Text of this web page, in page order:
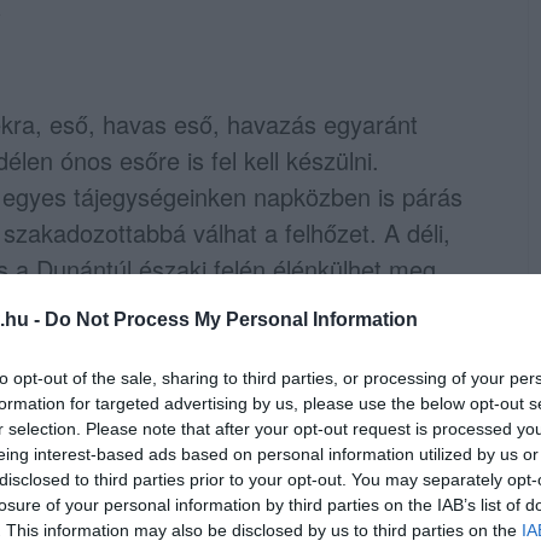
- Do Not Process My Personal Information
opt-out of the sale, sharing to third parties, or processing of your
for targeted advertising by us, please use the below opt-out
selection. Please note that after your opt-out request is processed
interest-based ads based on personal information utilized by us
to third parties prior to your opt-out. You may separately
of your personal information by third parties on the IAB’s list of
This information may also be disclosed by us to third parties on the
eső, havas eső, havazás egyaránt
ónos esőre is fel kell készülni.
tájegységeinken napközben is párás
válhat a felhőzet. A déli,
a Dunántúl északi felén élénkülhet meg.
között alakul a hőmérséklet, az Északi-
maximumokat.
felhős-napos időben lesz részünk.
helyenként szállingózhat a hó,
futó zápor, hózápor. Hajnalra, reggelre
erős lesz a nyugati, északnyugati